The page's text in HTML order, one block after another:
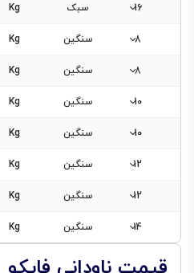
16 سبک Kg
8 سنگین Kg
8 سنگین Kg
10 سنگین Kg
10 سنگین Kg
12 سنگین Kg
12 سنگین Kg
14 سنگین Kg